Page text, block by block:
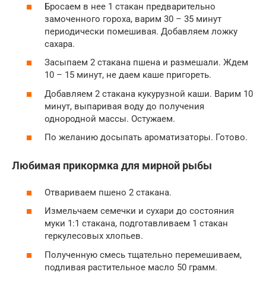
Бросаем в нее 1 стакан предварительно
замоченного гороха, варим 30 – 35 минут
периодически помешивая. Добавляем ложку
сахара.
Засыпаем 2 стакана пшена и размешали. Ждем
10 – 15 минут, не даем каше пригореть.
Добавляем 2 стакана кукурузной каши. Варим 10
минут, выпаривая воду до получения
однородной массы. Остужаем.
По желанию досыпать ароматизаторы. Готово.
Любимая прикормка для мирной рыбы
Отвариваем пшено 2 стакана.
Измельчаем семечки и сухари до состояния
муки 1:1 стакана, подготавливаем 1 стакан
геркулесовых хлопьев.
Полученную смесь тщательно перемешиваем,
подливая растительное масло 50 грамм.